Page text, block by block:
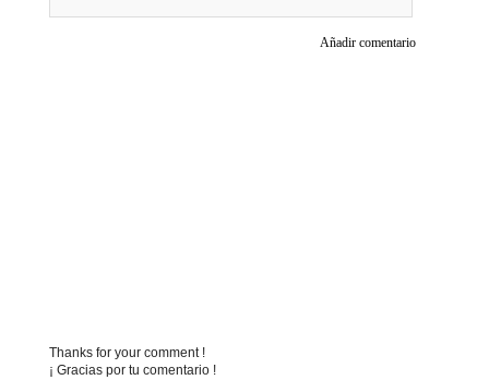
Añadir comentario
Thanks for your comment !
¡ Gracias por tu comentario !